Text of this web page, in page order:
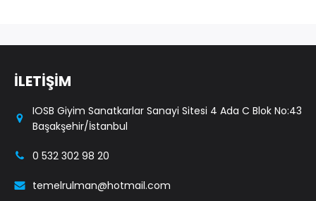
İLETİŞİM
IOSB Giyim Sanatkarlar Sanayi Sitesi 4 Ada C Blok No:43
Başakşehir/İstanbul
0 532 302 98 20
temelrulman@hotmail.com